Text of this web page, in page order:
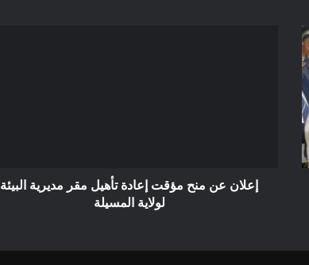
لولايةإعلان عن منح مؤقت إعادة تأهيل مقر مديرية البيئة
لولاية المسيلة